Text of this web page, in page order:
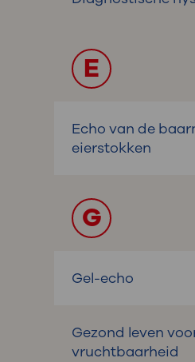
E
Echo van de
eierstokken
G
Gel-echo
Gezond leven
vruchtbaarheid